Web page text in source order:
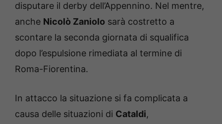
disputare il derby dell’Appennino. Nel mentre,
anche Nicolò Zaniolo sarà costretto a
scontare la seconda giornata di squalifica
dopo l’espulsione rimediata al termine di
Roma-Fiorentina.
In attacco la situazione si fa complicata a
causa delle situazioni di Cataldi,